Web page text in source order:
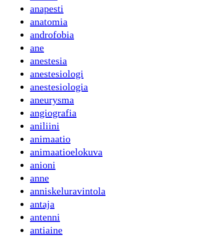
anapesti
anatomia
androfobia
ane
anestesia
anestesiologi
anestesiologia
aneurysma
angiografia
aniliini
animaatio
animaatioelokuva
anioni
anne
anniskeluravintola
antaja
antenni
antiaine